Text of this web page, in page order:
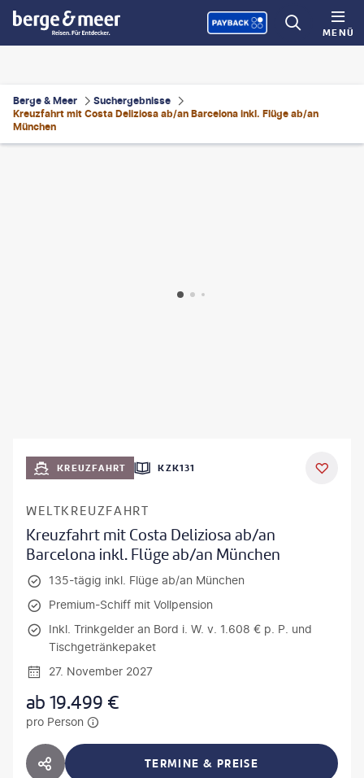
MENÜ
Berge & Meer
Suchergebnisse
Kreuzfahrt mit Costa Deliziosa ab/an Barcelona inkl. Flüge ab/an
München
KREUZFAHRT KZK131
WELTKREUZFAHRT
Kreuzfahrt mit Costa Deliziosa ab/an
Barcelona inkl. Flüge ab/an München
135-tägig inkl. Flüge ab/an München
Premium-Schiff mit Vollpension
Inkl. Trinkgelder an Bord i. W. v. 1.608 € p. P. und
Tischgetränkepaket
27. November 2027
ab19.499 €
pro Person
HOTEL TEILEN TERMINE & PREISE